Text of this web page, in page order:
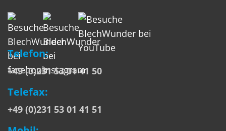
Telefon:
+49 (0)231 53 01 41 50
Telefax:
+49 (0)231 53 01 41 51